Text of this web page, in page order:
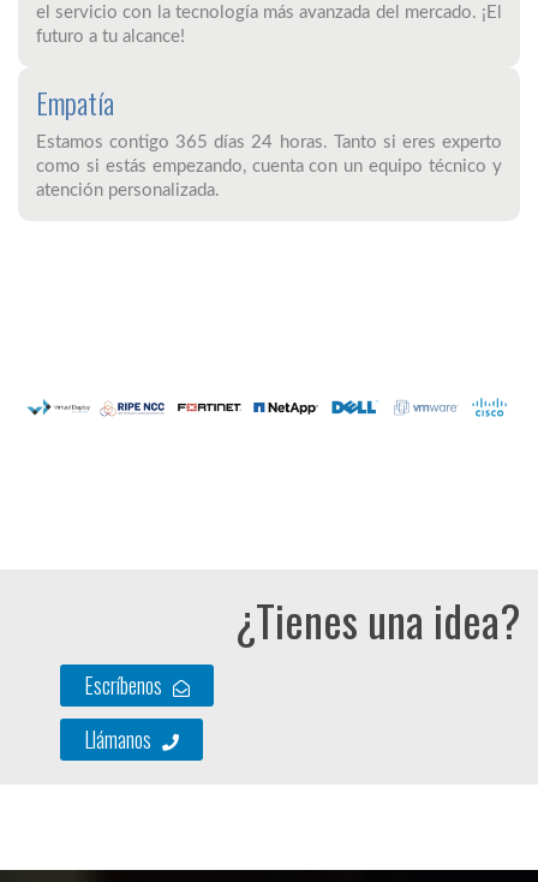
el servicio con la tecnología más avanzada del mercado. ¡El
futuro a tu alcance!
Empatía
Estamos contigo 365 días 24 horas. Tanto si eres experto
como si estás empezando, cuenta con un equipo técnico y
atención personalizada.
¿Tienes una idea?
Escríbenos
Llámanos